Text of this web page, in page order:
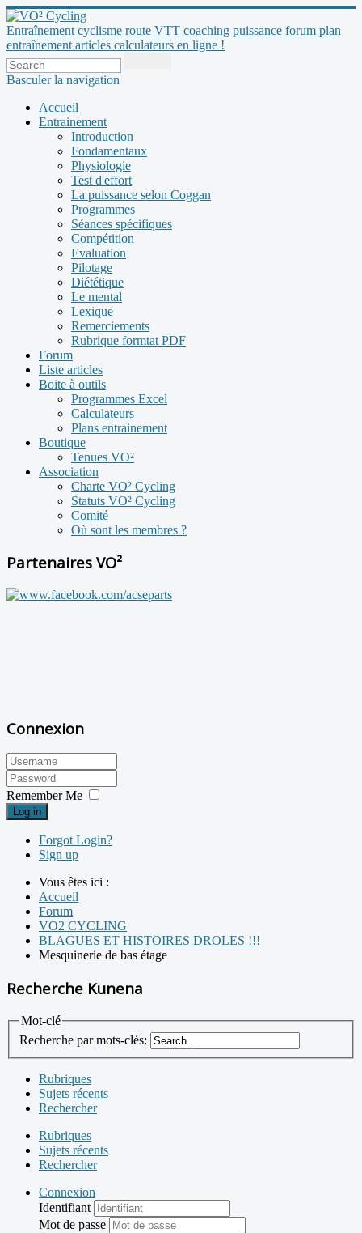
Entraînement cyclisme route VTT coaching puissance forum plan
entraînement articles calculateurs en ligne !
Basculer la navigation
Accueil
Entrainement
Introduction
Fondamentaux
Physiologie
Test d'effort
La puissance selon Coggan
Programmes
Séances spécifiques
Compétition
Evaluation
Pilotage
Diététique
Le mental
Lexique
Remerciements
Rubrique formtat PDF
Forum
Liste articles
Boite à outils
Programmes Excel
Calculateurs
Plans entrainement
Boutique
Tenues VO²
Association
Charte VO² Cycling
Statuts VO² Cycling
Comité
Où sont les membres ?
Partenaires VO²
Connexion
Remember Me
Log in
Forgot Login?
Sign up
Vous êtes ici :
Accueil
Forum
VO2 CYCLING
BLAGUES ET HISTOIRES DROLES !!!
Mesquinerie de bas étage
Recherche Kunena
Mot-clé
Recherche par mots-clés:
Rubriques
Sujets récents
Rechercher
Rubriques
Sujets récents
Rechercher
Connexion
Identifiant
Mot de passe